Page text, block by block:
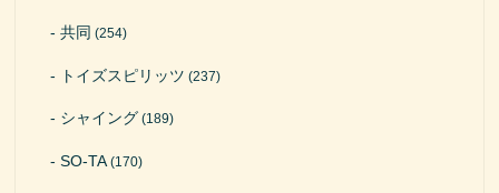
共同 (254)
トイズスピリッツ (237)
シャイング (189)
SO-TA(170)